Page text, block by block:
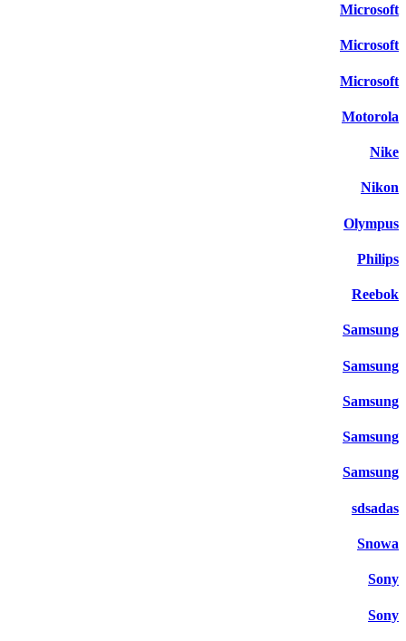
Microsoft
Microsoft
Microsoft
Motorola
Nike
Nikon
Olympus
Philips
Reebok
Samsung
Samsung
Samsung
Samsung
Samsung
sdsadas
Snowa
Sony
Sony